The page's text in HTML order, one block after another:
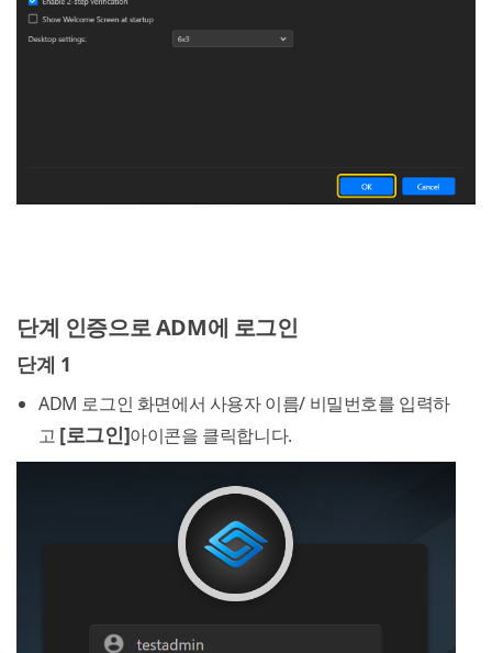
단계 인증으로 ADM에 로그인
단계 1
ADM 로그인 화면에서 사용자 이름/ 비밀번호를 입력하
고 [로그인]아이콘을 클릭합니다.